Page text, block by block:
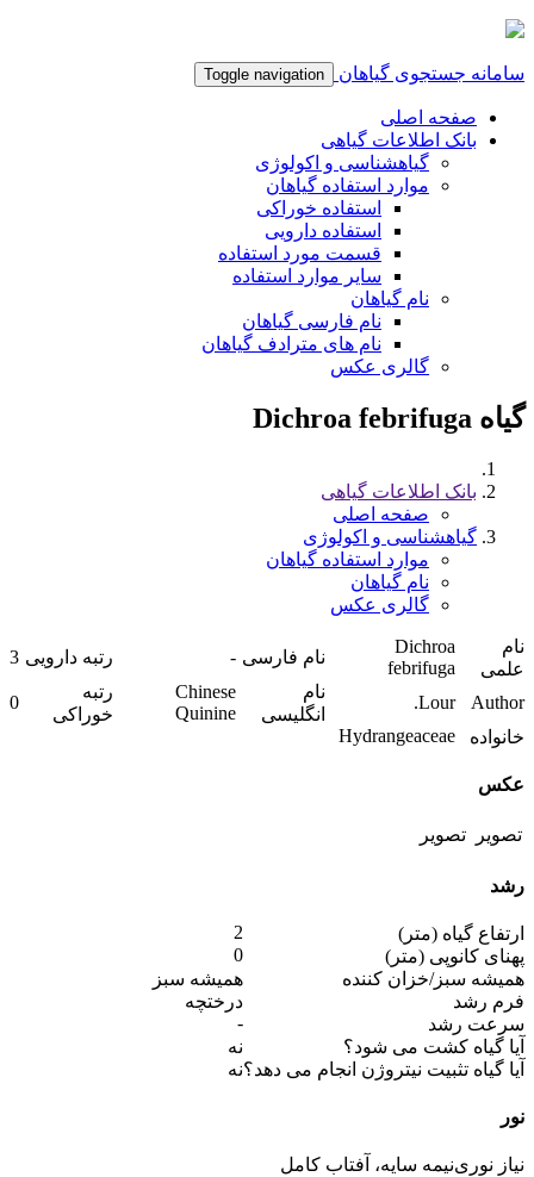
سامانه جستجوی گیاهان Toggle navigation
صفحه اصلی
بانک اطلاعات گیاهی
گیاهشناسی و اکولوژی
موارد استفاده گیاهان
استفاده خوراکی
استفاده دارویی
قسمت مورد استفاده
سایر موارد استفاده
نام گیاهان
نام فارسی گیاهان
نام های مترادف گیاهان
گالری عکس
گیاه Dichroa febrifuga
بانک اطلاعات گیاهی
صفحه اصلی
گیاهشناسی و اکولوژی
موارد استفاده گیاهان
نام گیاهان
گالری عکس
نام
علمی
Dichroa
febrifuga
نام فارسی - رتبه دارویی 3
Author
Lour.
نام
انگلیسی
Chinese
Quinine
رتبه
خوراکی
0
خانواده
Hydrangeaceae
عکس
رشد
ارتفاع گیاه (متر)
2
پهنای کانوپی (متر)
0
همیشه سبز/خزان کننده
همیشه سبز
فرم رشد
درختچه
سرعت رشد
-
آیا گیاه کشت می شود؟
نه
آیا گیاه تثبیت نیتروژن انجام می دهد؟نه
نور
نیاز نورینیمه سایه، آفتاب کامل